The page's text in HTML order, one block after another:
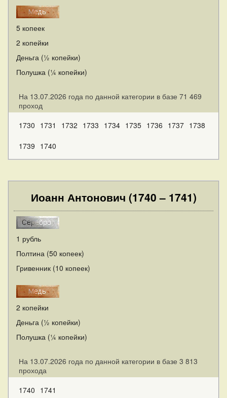
5 копеек
2 копейки
Деньга (½ копейки)
Полушка (¼ копейки)
На 13.07.2026 года по данной категории в базе 71 469
проход
1730 1731 1732 1733 1734 1735 1736 1737 1738
1739 1740
Иоанн Антонович (1740 – 1741)
1 рубль
Полтина (50 копеек)
Гривенник (10 копеек)
2 копейки
Деньга (½ копейки)
Полушка (¼ копейки)
На 13.07.2026 года по данной категории в базе 3 813
прохода
1740 1741